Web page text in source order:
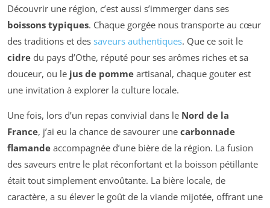
Découvrir une région, c’est aussi s’immerger dans ses
boissons typiques. Chaque gorgée nous transporte au cœur
des traditions et des saveurs authentiques. Que ce soit le
cidre du pays d’Othe, réputé pour ses arômes riches et sa
douceur, ou le jus de pomme artisanal, chaque gouter est
une invitation à explorer la culture locale.
Une fois, lors d’un repas convivial dans le Nord de la
France, j’ai eu la chance de savourer une carbonnade
flamande accompagnée d’une bière de la région. La fusion
des saveurs entre le plat réconfortant et la boisson pétillante
était tout simplement envoûtante. La bière locale, de
caractère, a su élever le goût de la viande mijotée, offrant une